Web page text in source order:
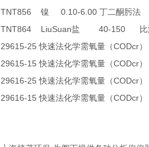
TNT856 镍 0.10-6.00 丁二酮肟法
TNT864 LiuSuan盐 40-150
29615-25快速法化学需氧量（CODcr）
29615-15快速法化学需氧量（CODcr）
29616-25快速法化学需氧量（CODcr）
29616-15快速法化学需氧量（CODcr）